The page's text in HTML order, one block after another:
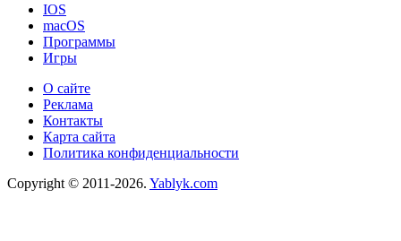
IOS
macOS
Программы
Игры
О сайте
Реклама
Контакты
Карта сайта
Политика конфиденциальности
Copyright © 2011-2026. Yablyk.сom